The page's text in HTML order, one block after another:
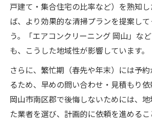
戸建て・集合住宅の比率など）を熟知
ば、より効果的な清掃プランを提案し
う。「エアコンクリーニング 岡山」な
も、こうした地域性が影響しています。
さらに、繁忙期（春先や年末）には予
るため、早めの問い合わせ・見積もり依
岡山市南区郡で後悔しないためには、
た業者を選び、計画的に依頼を進める